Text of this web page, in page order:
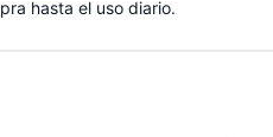
hasta el uso diario.